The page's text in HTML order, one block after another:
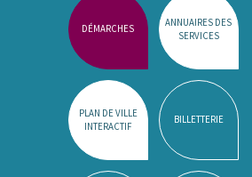
DÉMARCHES
ANNUAIRES DES
SERVICES
PLAN DE VILLE
INTERACTIF
BILLETTERIE